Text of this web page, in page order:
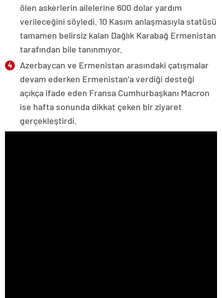
ölen askerlerin ailelerine 600 dolar yardım
verileceğini söyledi. 10 Kasım anlaşmasıyla statüsü
tamamen belirsiz kalan Dağlık Karabağ Ermenistan
tarafından bile tanınmıyor.
Azerbaycan ve Ermenistan arasındaki çatışmalar
devam ederken Ermenistan’a verdiği desteği
açıkça ifade eden Fransa Cumhurbaşkanı Macron
ise hafta sonunda dikkat çeken bir ziyaret
gerçekleştirdi.